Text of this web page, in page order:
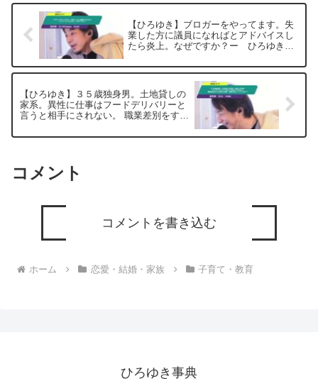
【ひろゆき】ブロガーをやってます。失
業した方に議員になればとアドバイスし
たら炎上。なぜですか？ー ひろゆき切
【ひろゆき】３５歳独身男。土地貸しの
家系。異性に仕事はフードデリバリーと
言うと相手にされない。 職業差別をする
ー ひろゆき切り抜き 20250217
コメント
コメントを書き込む
ホーム 恋愛・結婚・家族 子育て・教育
ひろゆき事典